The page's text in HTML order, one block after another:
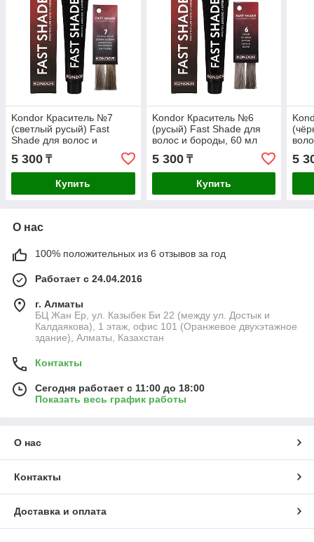
Kondor Краситель №7
(светлый русый) Fast
Shade для волос и
5 300 ₸
Купить
Kondor Краситель №6
(русый) Fast Shade для
волос и бороды, 60 мл
5 300₸
Купить
5
О нас
100% положительных из 6 отзывов за год
Работает с 24.04.2016
г. Алматы
БЦ Жан Ер, ул. Казыбек Би 22 (между ул. Достык и
Калдаякова), 1 этаж, офис 101 (Оранжевое двухэтажное
здание), Алматы, Казахстан
Контакты
Сегодня работает с 11:00 до 18:00
Показать весь график работы
О нас
Контакты
Доставка и оплата